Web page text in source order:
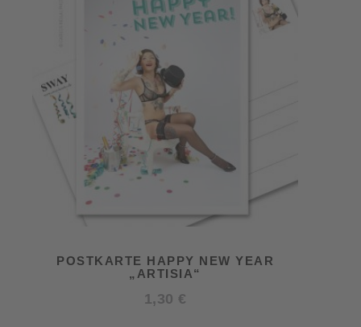
POSTKARTE HAPPY NEW YEAR
„ARTISIA“
1,30 €